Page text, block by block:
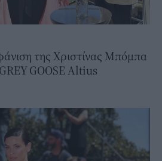
της Χριστίνας Μπόμπα
GOOSE Altius